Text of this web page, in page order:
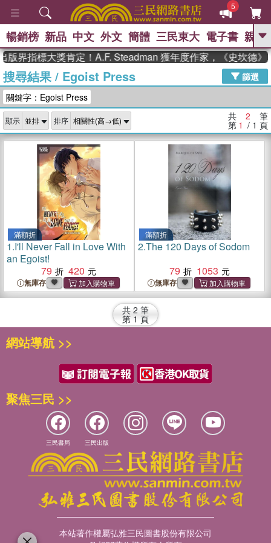
5
GO
熱搜： The Odyssey 、
父親節 、 如果歷史是一群喵 、 暑期
念華 、 台灣的李登輝時代 、 數學女
孩：黎曼猜想
偉大的迷走神經
暢銷榜 新品 中文 外文 簡體 三民東大 電子書 親子
版界指標大獎肯定！A.F. Steadman 獲年度作家，《史坎德》
搜尋結果/ Egoist Press
篩選
關鍵字：Egoist Press
顯示 排序 共 2 筆
第 1 / 1 頁
滿額折
1.I'll Never Fall in Love With
an Egoist!
79
420
無庫存
滿額折
2.The 120 Days of Sodom
79
1053
無庫存
共 2 筆
第 1 頁
網站導航 >>
聚焦三民 >>
三民書局 三民出版
本站著作權屬弘雅三民圖書股份有限公司